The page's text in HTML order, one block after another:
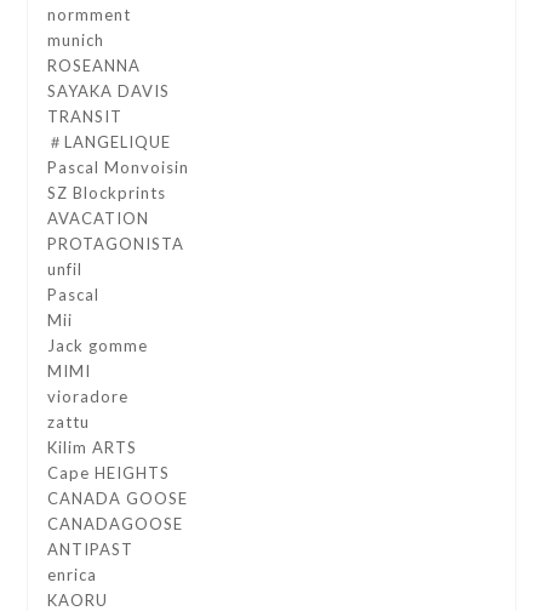
normment
munich
ROSEANNA
SAYAKA DAVIS
TRANSIT
＃LANGELIQUE
Pascal Monvoisin
SZ Blockprints
AVACATION
PROTAGONISTA
unfil
Pascal
Mii
Jack gomme
MIMI
vioradore
zattu
Kilim ARTS
Cape HEIGHTS
CANADA GOOSE
CANADAGOOSE
ANTIPAST
enrica
KAORU